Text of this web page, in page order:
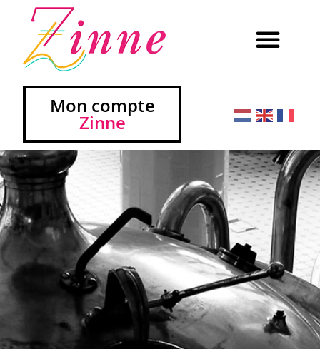
Mon compte
Zinne